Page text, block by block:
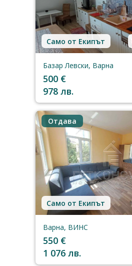
Само от Екипът
Базар Левски, Варна
500 €
978 лв.
Отдава
Само от Екипът
Варна, ВИНС
550 €
1 076 лв.